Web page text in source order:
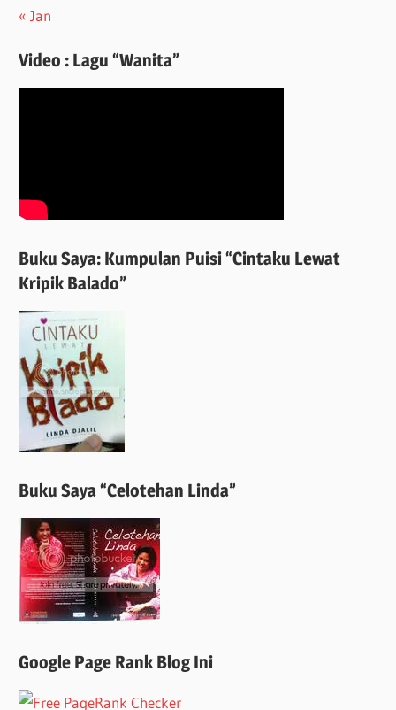
« Jan
Video : Lagu “Wanita”
Buku Saya: Kumpulan Puisi “Cintaku Lewat
Kripik Balado”
Buku Saya “Celotehan Linda”
Google Page Rank Blog Ini